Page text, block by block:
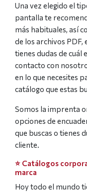
Una vez elegido el
pantalla te
más habituales, así
de los archivos PDF,
tienes dudas de cuál
contacto con
en lo que necesites
catálogo que estas
Somos la imprenta
opciones de
que buscas o tienes
cliente.
⭐️ Catálogos
marca
Hoy todo el mundo